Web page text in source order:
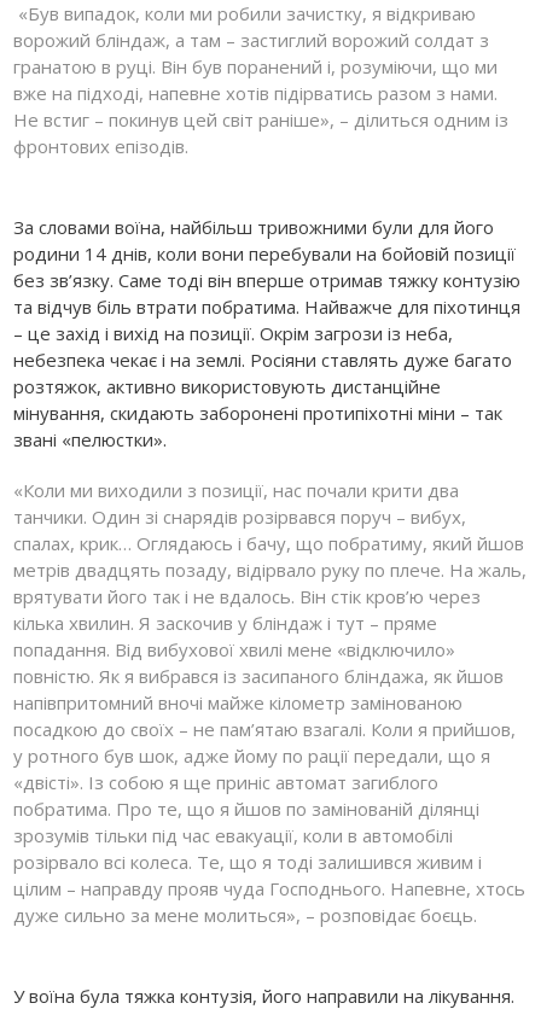
«Був випадок, коли ми робили зачистку, я відкриваю
ворожий бліндаж, а там – застиглий ворожий солдат з
гранатою в руці. Він був поранений і, розуміючи, що ми
вже на підході, напевне хотів підірватись разом з нами.
Не встиг – покинув цей світ раніше», – ділиться одним із
фронтових епізодів.
За словами воїна, найбільш тривожними були для його
родини 14 днів, коли вони перебували на бойовій позиції
без зв’язку. Саме тоді він вперше отримав тяжку контузію
та відчув біль втрати побратима. Найважче для піхотинця
– це захід і вихід на позиції. Окрім загрози із неба,
небезпека чекає і на землі. Росіяни ставлять дуже багато
розтяжок, активно використовують дистанційне
мінування, скидають заборонені протипіхотні міни – так
звані «пелюстки».
«Коли ми виходили з позиції, нас почали крити два
танчики. Один зі снарядів розірвався поруч – вибух,
спалах, крик… Оглядаюсь і бачу, що побратиму, який йшов
метрів двадцять позаду, відірвало руку по плече. На жаль,
врятувати його так і не вдалось. Він стік кров’ю через
кілька хвилин. Я заскочив у бліндаж і тут – пряме
попадання. Від вибухової хвилі мене «відключило»
повністю. Як я вибрався із засипаного бліндажа, як йшов
напівпритомний вночі майже кілометр замінованою
посадкою до своїх – не пам’ятаю взагалі. Коли я прийшов,
у ротного був шок, адже йому по рації передали, що я
«двісті». Із собою я ще приніс автомат загиблого
побратима. Про те, що я йшов по замінованій ділянці
зрозумів тільки під час евакуації, коли в автомобілі
розірвало всі колеса. Те, що я тоді залишився живим і
цілим – направду прояв чуда Господнього. Напевне, хтось
дуже сильно за мене молиться», – розповідає боєць.
У воїна була тяжка контузія, його направили на лікування.